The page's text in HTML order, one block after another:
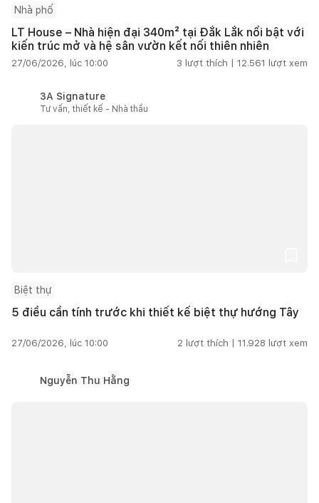
Nhà phố
LT House – Nhà hiện đại 340m² tại Đắk Lắk nổi bật với
kiến trúc mở và hệ sân vườn kết nối thiên nhiên
27/06/2026, lúc 10:00 3 lượt thích | 12.561 lượt xem
3A Signature
Tư vấn, thiết kế - Nhà thầu
Biệt thự
5 điều cần tính trước khi thiết kế biệt thự hướng Tây
27/06/2026, lúc 10:00 2 lượt thích | 11.928 lượt xem
Nguyễn Thu Hằng